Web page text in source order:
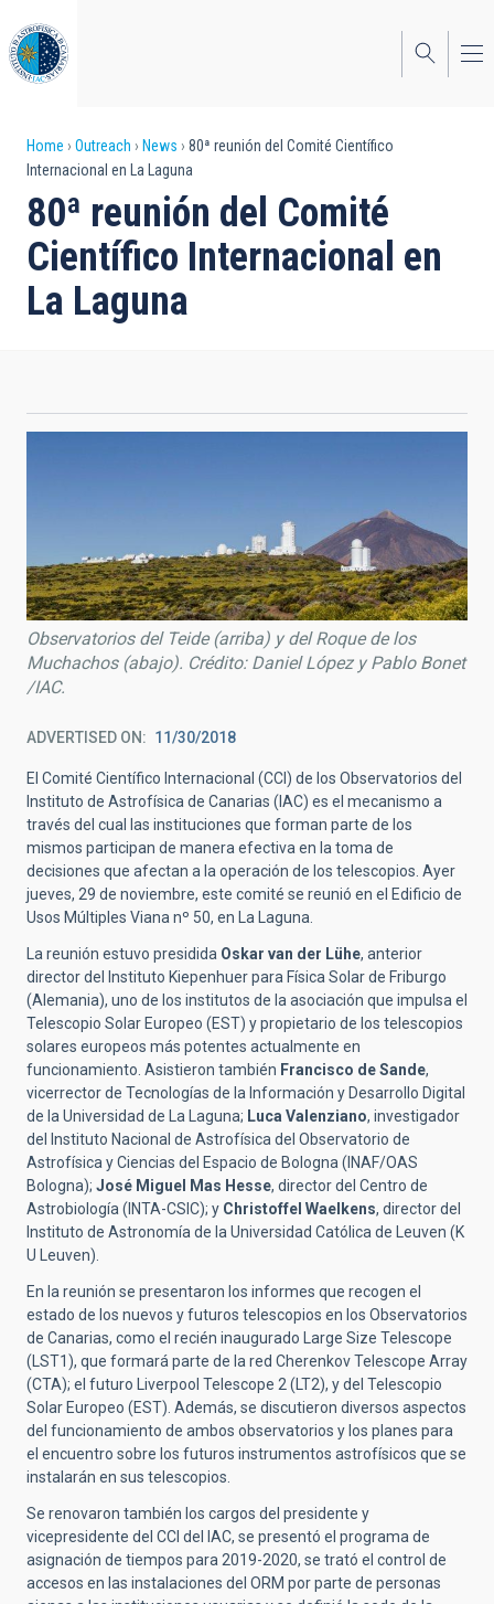
to
main
content
Breadcrumb
Home Outreach News
80ª reunión del Comité Científico
Internacional en La Laguna
80ª reunión del Comité
Científico Internacional en
La Laguna
Observatorios del Teide (arriba) y del Roque de los
Muchachos (abajo). Crédito: Daniel López y Pablo Bonet
/IAC.
ADVERTISED ON 11/30/2018
El Comité Científico Internacional (CCI) de los Observatorios del
Instituto de Astrofísica de Canarias (IAC) es el mecanismo a
través del cual las instituciones que forman parte de los
mismos participan de manera efectiva en la toma de
decisiones que afectan a la operación de los telescopios. Ayer
jueves, 29 de noviembre, este comité se reunió en el Edificio de
Usos Múltiples Viana nº 50, en La Laguna.
La reunión estuvo presidida Oskar van der Lühe, anterior
director del Instituto Kiepenhuer para Física Solar de Friburgo
(Alemania), uno de los institutos de la asociación que impulsa el
Telescopio Solar Europeo (EST) y propietario de los telescopios
solares europeos más potentes actualmente en
funcionamiento. Asistieron también Francisco de Sande,
vicerrector de Tecnologías de la Información y Desarrollo Digital
de la Universidad de La Laguna; Luca Valenziano, investigador
del Instituto Nacional de Astrofísica del Observatorio de
Astrofísica y Ciencias del Espacio de Bologna (INAF/OAS
Bologna); José Miguel Mas Hesse, director del Centro de
Astrobiología (INTA-CSIC); y Christoffel Waelkens, director del
Instituto de Astronomía de la Universidad Católica de Leuven (K
U Leuven).
En la reunión se presentaron los informes que recogen el
estado de los nuevos y futuros telescopios en los Observatorios
de Canarias, como el recién inaugurado Large Size Telescope
(LST1), que formará parte de la red Cherenkov Telescope Array
(CTA); el futuro Liverpool Telescope 2 (LT2), y del Telescopio
Solar Europeo (EST). Además, se discutieron diversos aspectos
del funcionamiento de ambos observatorios y los planes para
el encuentro sobre los futuros instrumentos astrofísicos que se
instalarán en sus telescopios.
Se renovaron también los cargos del presidente y
vicepresidente del CCI del IAC, se presentó el programa de
asignación de tiempos para 2019-2020, se trató el control de
accesos en las instalaciones del ORM por parte de personas